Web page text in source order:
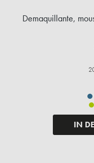
Demaquillante,
IN